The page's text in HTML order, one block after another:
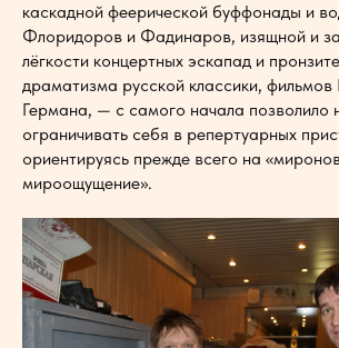
каскадной феерической буффонады и
Флоридоров и Фадинаров, изящной и
лёгкости концертных эскапад и
драматизма русской классики,
Германа, — с самого начала позволило
ограничивать себя в репертуарных
ориентируясь прежде всего на
мироощущение».